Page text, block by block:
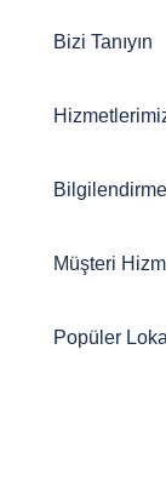
Bizi Tanıyın
Bilgilendirme
Müşteri
Popüler